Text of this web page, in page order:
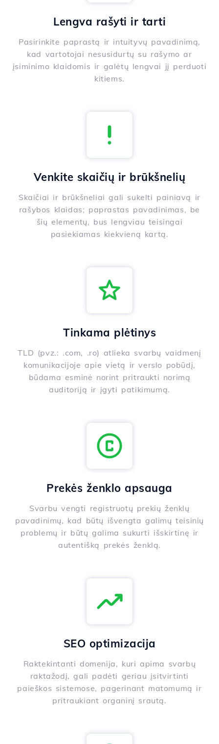
Lengva rašyti ir tarti
Pasirinkite paprastą ir intuityvų pavadinimą,
kad vartotojai nesusidurtų su rašymo ar
įsiminimo klaidomis ir galėtų lengvai jį perduoti
kitiems.
Venkite skaičių ir brūkšnelių
Skaičiai ir brūkšneliai gali sukelti painiavą ir
rašybos klaidas; paprastas pavadinimas, be
šių elementų, bus lengviau teisingai
pasiekiamas kiekvieną kartą.
Tinkama plėtinys
TLD (pvz.: .com, .ro) atlieka svarbų vaidmenį
komunikacijoje apie vietą ir verslo pobūdį,
būdama esminė norint pritraukti norimą
auditoriją ir įgyti patikimumą.
Prekės ženklo apsauga
Svarbu vengti registruotų prekių ženklų
pavadinimų, kad būtų išvengta galimų teisinių
problemų ir būtų galima sukurti išskirtinę ir
autentišką prekės ženklą.
SEO optimizacija
Raktekintanti domenija, kuri apima svarbų
raktažodį, gali padėti geriau įsitvirtinti
paieškos sistemose, pagerinant matomumą ir
pritraukiant organinį srautą.